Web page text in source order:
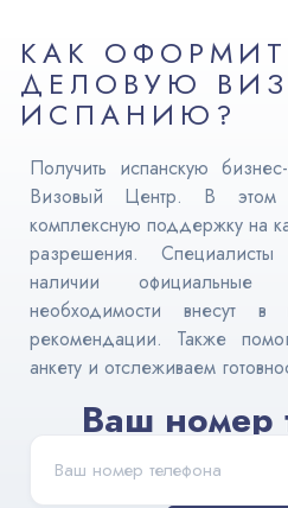
КАК
ДЕЛОВУЮ
ИСПАНИЮ?
Получить испанскую
Визовый Центр. В этом
комплексную поддержку на
разрешения.
наличии
необходимости внесут
рекомендации. Также
анкету и отслеживаем
Ваш номер